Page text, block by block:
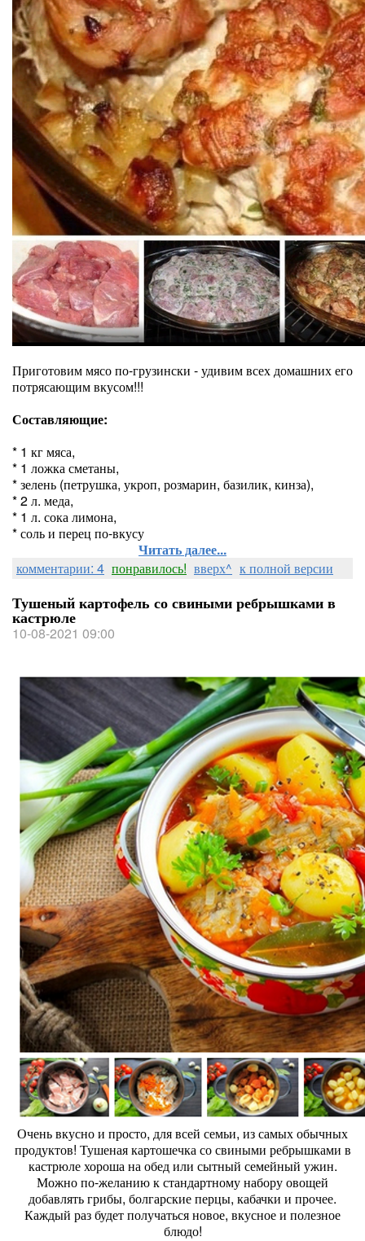
Приготовим мясо по-грузински - удивим всех домашних его
потрясающим вкусом!!!
Составляющие:
* 1 кг мяса,
* 1 ложка сметаны,
* зелень (петрушка, укроп, розмарин, базилик, кинза),
* 2 л. меда,
* 1 л. сока лимона,
* соль и перец по-вкусу
Читать далее...
комментарии: 4 понравилось! вверх^ к полной версии
Тушеный картофель со свиными ребрышками в
кастрюле
10-08-2021 09:00
Очень вкусно и просто, для всей семьи, из самых обычных
продуктов! Тушеная картошечка со свиными ребрышками в
кастрюле хороша на обед или сытный семейный ужин.
Можно по-желанию к стандартному набору овощей
добавлять грибы, болгарские перцы, кабачки и прочее.
Каждый раз будет получаться новое, вкусное и полезное
блюдо!